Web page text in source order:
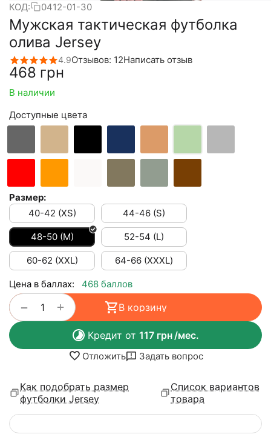
КОД: 0412-01-30
Мужская тактическая футболка
олива Jersey
4.9Отзывов: 12Написать отзыв
‍468‍ грн
В наличии
Доступные цвета
Размер:
40-42 (XS)
44-46 (S)
48-50 (M) 52-54 (L)
60-62 (XXL) 64-66 (ХХХL)
Цена в баллах: 468 баллов
+
− В корзину
Кредит от 117грн/мес.
Отложить Задать вопрос
Как подобрать размер
футболки Jersey
Список вариантов
товара